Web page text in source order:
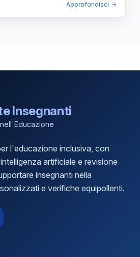
Approfondisci
Insegnanti
l'educazione inclusiva, con
artificiale e revisione
insegnanti nella
e verifiche equipollenti.